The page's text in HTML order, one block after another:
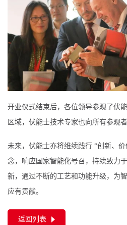
开业仪式结束后，各位领导参观了伏
区域，伏能士技术专家也向所有参观
未来，伏能士亦将维续践行 “创新、
念，响应国家智能化号召，持续致力
新，通过不断的工艺和功能升级，为
应有贡献。
返回列表